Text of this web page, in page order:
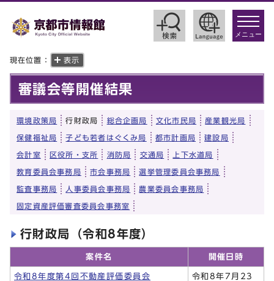
toggle
メニュー
現在位置： 表示
審議会等開催結果
環境政策局 行財政局 総合企画局 文化市民局 産業観光局
保健福祉局 子ども若者はぐくみ局 都市計画局 建設局
会計室 区役所・支所 消防局 交通局 上下水道局
教育委員会事務局 市会事務局 選挙管理委員会事務局
監査事務局 人事委員会事務局 農業委員会事務局
固定資産評価審査委員会事務室
行財政局（令和8年度）
案件名 開催日時
令和8年度第4回不動産評価委員会
令和8年7月23